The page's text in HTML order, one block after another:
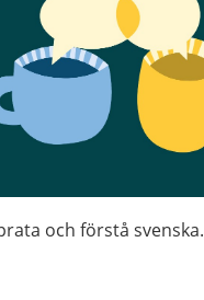
och förstå svenska.